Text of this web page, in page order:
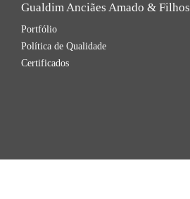
Gualdim Anciães Amado & Filhos
Portfólio
Política de Qualidade
Certificados